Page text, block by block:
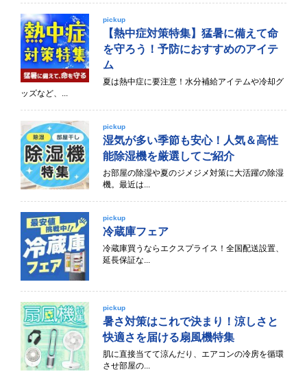
pickup
【熱中症対策特集】猛暑に備えて命
を守ろう！予防におすすめのアイテ
ム
夏は熱中症に要注意！水分補給アイテムや冷却グ
ッズなど、...
pickup
湿気が多い季節も安心！人気＆高性
能除湿機を厳選してご紹介
お部屋の除湿や夏のジメジメ対策に大活躍の除湿
機。最近は...
pickup
冷蔵庫フェア
冷蔵庫買うならエクスプライス！全国配送設置、
延長保証な...
pickup
暑さ対策はこれで決まり！涼しさと
快適さを届ける扇風機特集
肌に直接当てて涼んだり、エアコンの冷房を循環
させ部屋の...